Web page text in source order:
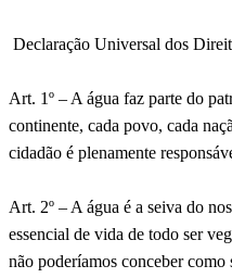
Declaração Universal dos
Art. 1º – A água faz parte do
continente, cada povo, cada
cidadão é plenamente
Art. 2º – A água é a seiva do
essencial de vida de todo ser
não poderíamos conceber como